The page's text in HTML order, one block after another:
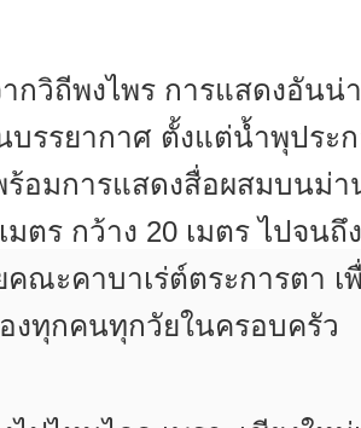
กวิถีพงไพร การแสดงอันน่
บรรยากาศ ตั้งแต่น้ำพุประ
อมการแสดงสื่อผสมบนม่า
เมตร กว้าง 20 เมตร ไปจนถึง
คณะคาบาเร่ต์ตระการตา เ
งทุกคนทุกวัยในครอบครัว